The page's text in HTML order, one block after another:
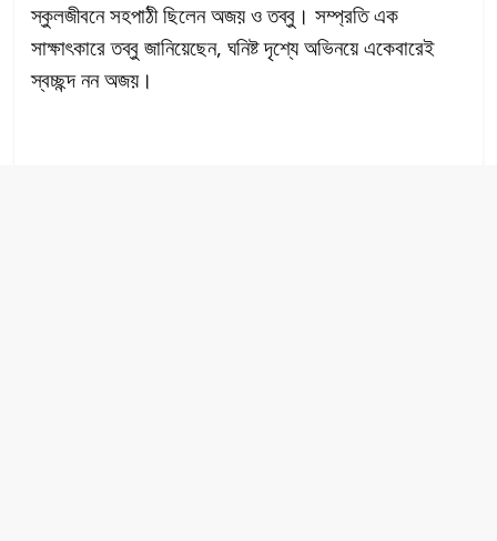
স্কুলজীবনে সহপাঠী ছিলেন অজয় ও তব্বু। সম্প্রতি এক
সাক্ষাৎকারে তব্বু জানিয়েছেন, ঘনিষ্ট দৃশ্যে অভিনয়ে একেবারেই
স্বচ্ছন্দ নন অজয়।